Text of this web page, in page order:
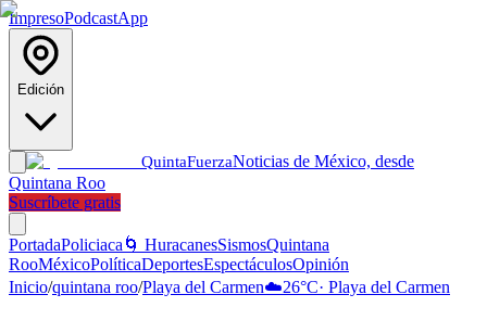
ImpresoPodcastApp
Edición
QuintaFuerzaNoticias de México, desde
Quintana Roo
Suscríbete gratis
PortadaPoliciaca 🌀 HuracanesSismosQuintana
RooMéxicoPolíticaDeportesEspectáculosOpinión
Inicio/quintana roo/Playa del Carmen☁️26°C· Playa del Carmen